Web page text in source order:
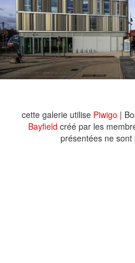
cette galerie utilise Piwigo |
Bayfield créé par les
présentées ne